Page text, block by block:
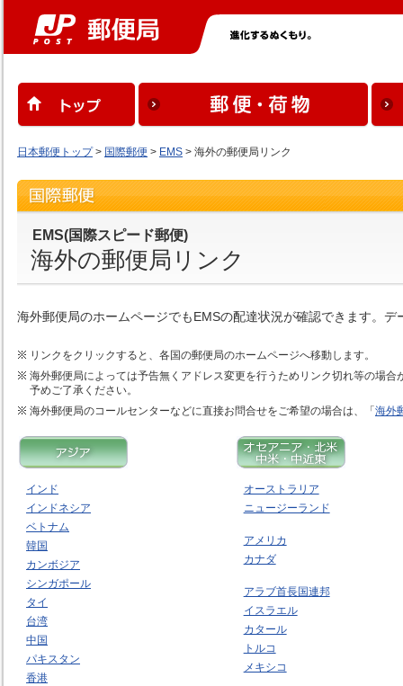
日本郵便トップ> 国際郵便 > EMS > 海外の郵便局リンク
EMS(国際スピード郵便)
海外の郵便局リンク
海外郵便局のホームページでもEMSの配達状況が確認できます。
リンクをクリックすると、各国の郵便局のホームページへ移動します。
海外郵便局によっては予告無くアドレス変更を行うためリンク切れ等の場合
予めご了承ください。
海外郵便局のコールセンターなどに直接お問合せをご希望の場合は、「 海外
インド
インドネシア
ベトナム
韓国
カンボジア
シンガポール
タイ
台湾
中国
パキスタン
香港
オーストラリア
ニュージーランド
アメリカ
カナダ
アラブ首長国連邦
イスラエル
カタール
トルコ
メキシコ